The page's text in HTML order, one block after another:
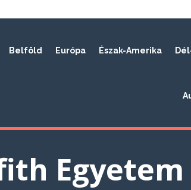
Belföld Európa Észak-Amerika
Egyetem